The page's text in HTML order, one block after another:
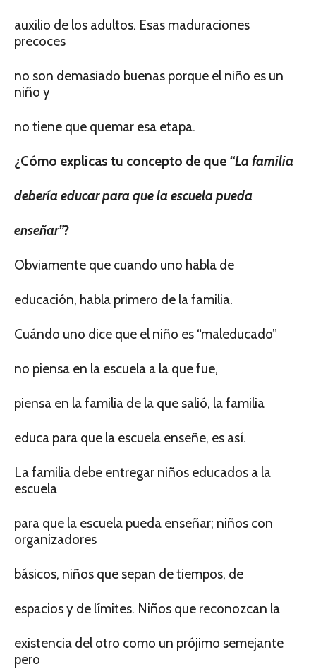
auxilio de los adultos. Esas maduraciones
precoces
no son demasiado buenas porque el niño es un
niño y
no tiene que quemar esa etapa.
¿Cómo explicas tu concepto de que “La familia
debería educar para que la escuela pueda
enseñar”?
Obviamente que cuando uno habla de
educación, habla primero de la familia.
Cuándo uno dice que el niño es “maleducado”
no piensa en la escuela a la que fue,
piensa en la familia de la que salió, la familia
educa para que la escuela enseñe, es así.
La familia debe entregar niños educados a la
escuela
para que la escuela pueda enseñar; niños con
organizadores
básicos, niños que sepan de tiempos, de
espacios y de límites. Niños que reconozcan la
existencia del otro como un prójimo semejante
pero